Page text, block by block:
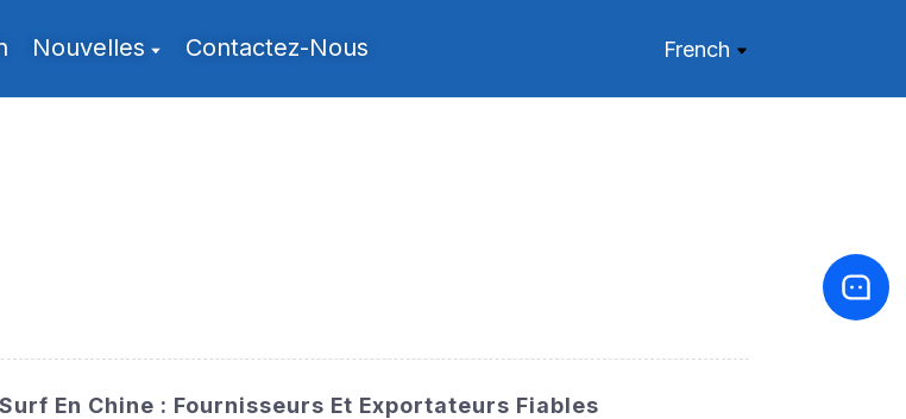
Nouvelles Contactez-Nous French
En Chine : Fournisseurs Et Exportateurs Fiables